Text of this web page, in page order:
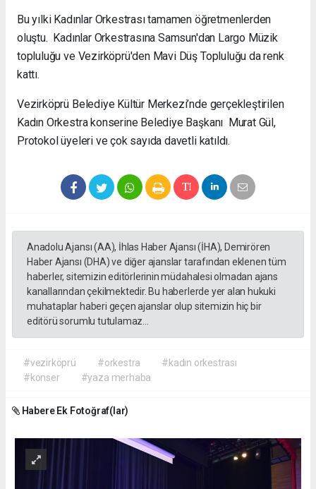
Bu yılki Kadınlar Orkestrası tamamen öğretmenlerden
oluştu. Kadınlar Orkestrasına Samsun'dan Largo Müzik
topluluğu ve Vezirköprü'den Mavi Düş Topluluğu da renk
kattı.
Vezirköprü Belediye Kültür Merkezi’nde gerçekleştirilen
Kadın Orkestra konserine Belediye Başkanı Murat Gül,
Protokol üyeleri ve çok sayıda davetli katıldı.
Anadolu Ajansı (AA), İhlas Haber Ajansı (İHA), Demirören
Haber Ajansı (DHA) ve diğer ajanslar tarafından eklenen tüm
haberler, sitemizin editörlerinin müdahalesi olmadan ajans
kanallarından çekilmektedir. Bu haberlerde yer alan hukuki
muhataplar haberi geçen ajanslar olup sitemizin hiç bir
editörü sorumlu tutulamaz...
#vezirköprü #orkestra
#kadın orkestrası
#konser
#yaza merhaba
Habere Ek Fotoğraf(lar)